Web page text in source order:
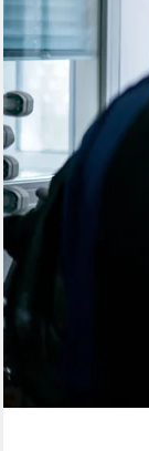
wahrheit
verlag
verlag
veranstaltungen
unterstützen
genossenschaft